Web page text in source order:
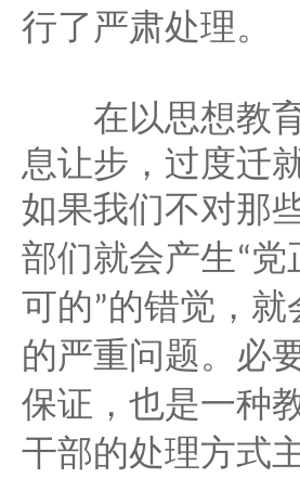
行了严肃处理。
在以思想教育
息让步，过度迁
如果我们不对那
部们就会产生“党
可的”的错觉，就
的严重问题。必
保证，也是一种
干部的处理方式